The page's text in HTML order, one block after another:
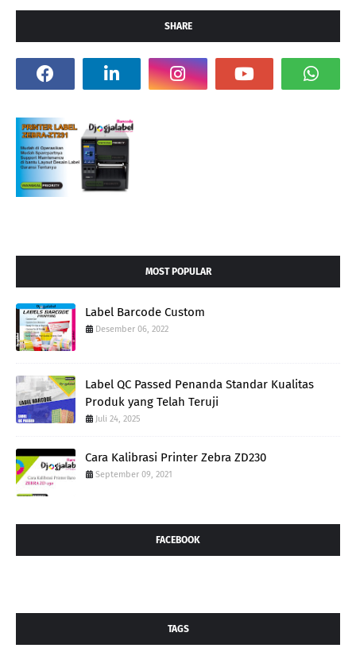
SHARE
MOST POPULAR
Label Barcode Custom
Desember 06, 2022
Label QC Passed Penanda Standar Kualitas
Produk yang Telah Teruji
Juli 24, 2025
Cara Kalibrasi Printer Zebra ZD230
September 09, 2021
FACEBOOK
TAGS